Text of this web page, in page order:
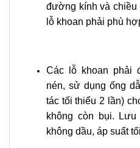
đường kính và
lỗ khoan phải phù
Các lỗ khoan phải
nén, sử dụng ống
tác tối thiểu 2 lần)
không còn bụi.
không dầu, áp suất